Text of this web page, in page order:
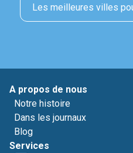
Les meilleures villes
A propos de nous
Notre histoire
Dans les journaux
Blog
Services